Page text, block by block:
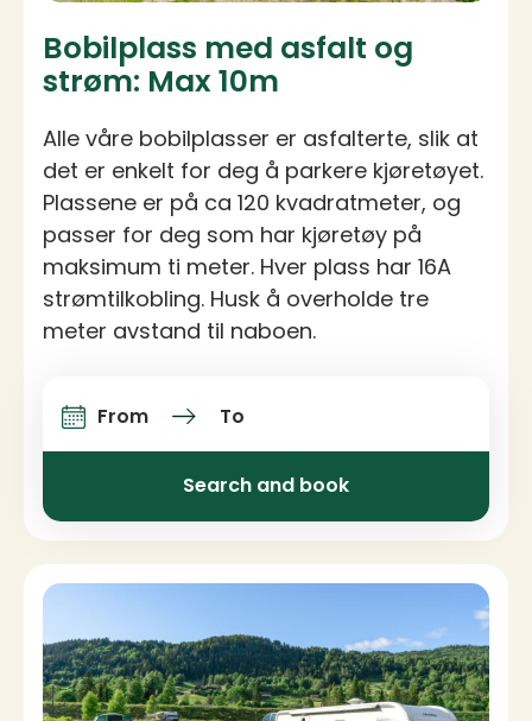
Bobilplass med asfalt og
strøm: Max 10m
Alle våre bobilplasser er asfalterte, slik at
det er enkelt for deg å parkere kjøretøyet.
Plassene er på ca 120 kvadratmeter, og
passer for deg som har kjøretøy på
maksimum ti meter. Hver plass har 16A
strømtilkobling. Husk å overholde tre
meter avstand til naboen.
Arrival and departure
From To
Search and book